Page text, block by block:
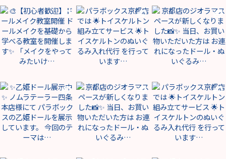
2026年07月25日 2026年03月15日 2026年03月06日